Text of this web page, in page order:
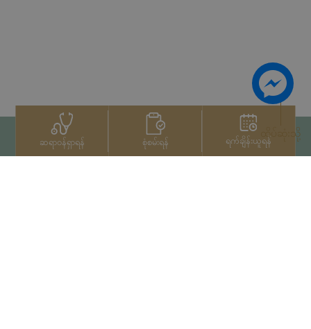
ဆရာဝန်ရှာရန် စုံစမ်းရန် ရက်ချိန်းယူရန်ထိပ်ဆုံးသို့